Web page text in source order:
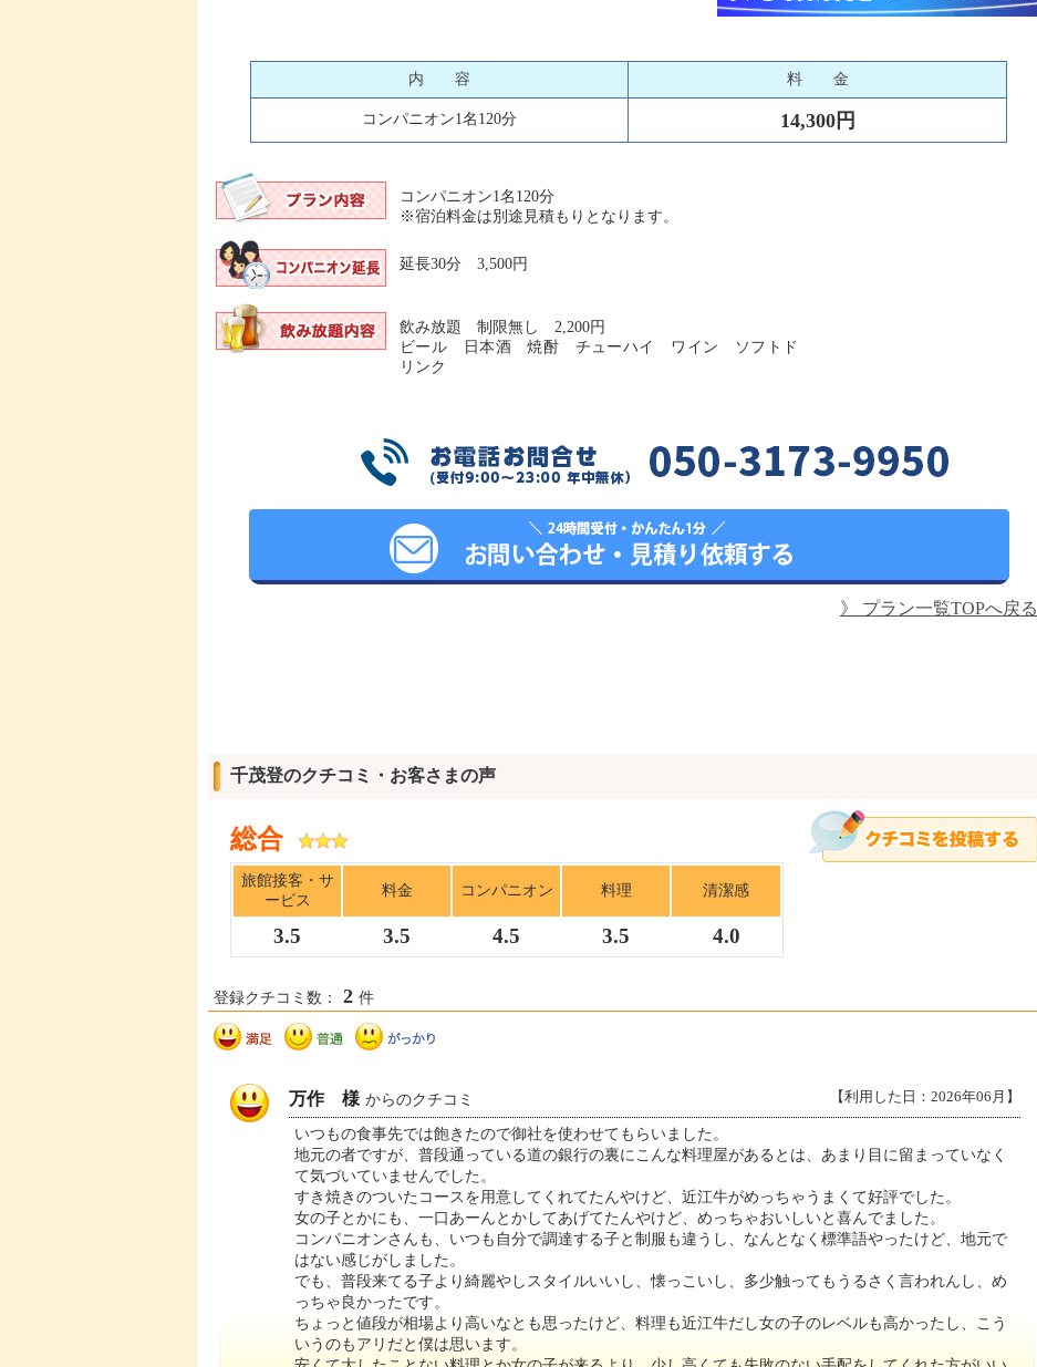
内 容 料 金
コンパニオン1名120分 14,300円
コンパニオン1名120分
※宿泊料金は別途見積もりとなります。
延長30分 3,500円
飲み放題 制限無し 2,200円
ビール 日本酒 焼酎 チューハイ ワイン ソフトド
リンク
》 プラン一覧TOPへ戻る
千茂登のクチコミ・お客さまの声
総合
旅館接客・サ
ービス
料金 コンパニオン 料理 清潔感
3.5 3.5 4.5 3.5 4.0
登録クチコミ数： 2 件
万作 様 からのクチコミ 【利用した日：2026年06月】
いつもの食事先では飽きたので御社を使わせてもらいました。
地元の者ですが、普段通っている道の銀行の裏にこんな料理屋があるとは、あまり目に留まっていなく
て気づいていませんでした。
すき焼きのついたコースを用意してくれてたんやけど、近江牛がめっちゃうまくて好評でした。
女の子とかにも、一口あーんとかしてあげてたんやけど、めっちゃおいしいと喜んでました。
コンパニオンさんも、いつも自分で調達する子と制服も違うし、なんとなく標準語やったけど、地元で
はない感じがしました。
でも、普段来てる子より綺麗やしスタイルいいし、懐っこいし、多少触ってもうるさく言われんし、め
っちゃ良かったです。
ちょっと値段が相場より高いなとも思ったけど、料理も近江牛だし女の子のレベルも高かったし、こう
いうのもアリだと僕は思います。